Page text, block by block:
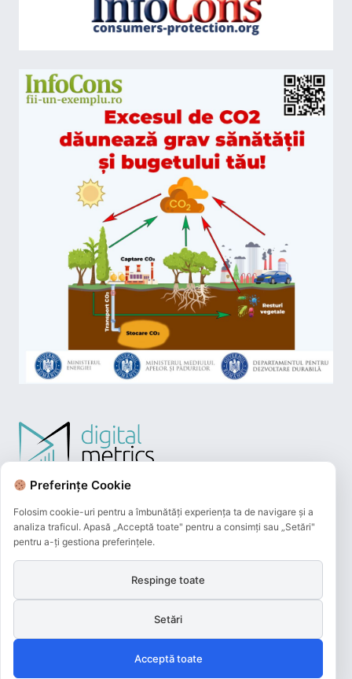
Plățile online efectuate pe acest site
sunt procesate de către Netopia Payments
și beneficiază de 3D-Secure.
Preferințe Cookie
Folosim cookie-uri pentru a îmbunătăți experiența ta de navigare și a
analiza traficul. Apasă „Acceptă toate" pentru a consimți sau „Setări"
pentru a-ți gestiona preferințele.
Respinge toate
Setări
Acceptă toate